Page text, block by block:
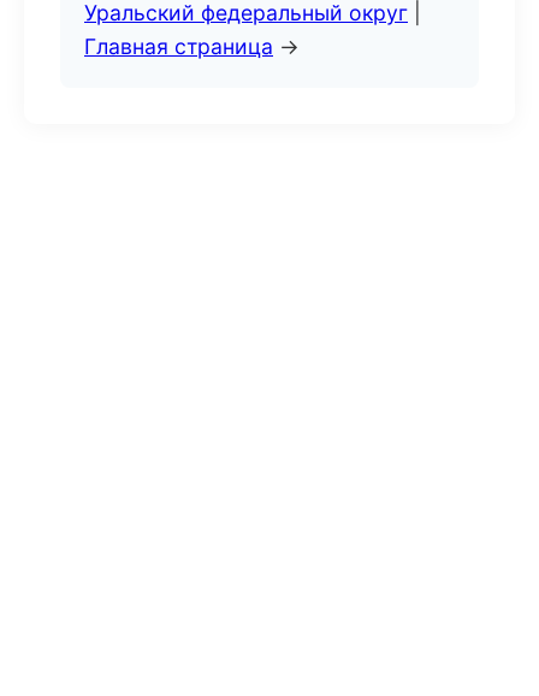
Уральский федеральный округ
Главная страница →